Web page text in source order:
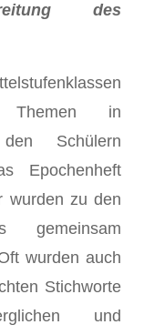
des
Themen in
Schülern
Epochenheft
wurden zu den
gemeinsam
wurden auch
Stichworte
und